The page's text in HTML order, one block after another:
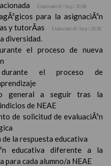
Elaborado 8 / Sep / 2018
para la asignaciÃ³n
y tutorÃ­as
Elaborado 8 / Sep / 2018
diversidad.
el proceso de nueva
durante el proceso de
general a seguir tras la
de NEAE
de solicitud de evaluaciÃ³n
de la respuesta educativa
educativa diferente a la
para cada alumno/a NEAE